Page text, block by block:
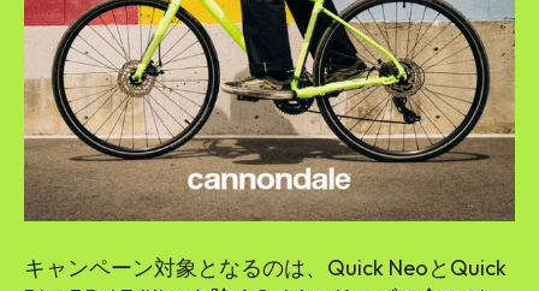
キャンペーン対象となるのは、Quick NeoとQuick